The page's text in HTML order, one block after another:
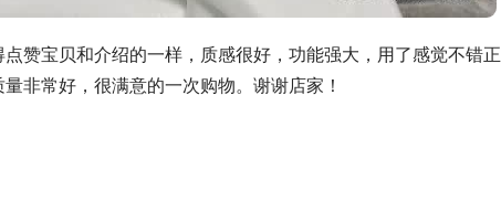
赞宝贝和介绍的一样，质感很好，功能强大，用了感觉不错正
非常好，很满意的一次购物。谢谢店家！